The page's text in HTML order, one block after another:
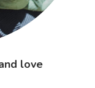
love